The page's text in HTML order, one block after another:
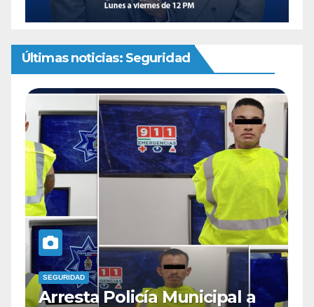
Últimas noticias: Seguridad
a
SEGURIDAD
Arresta Policía